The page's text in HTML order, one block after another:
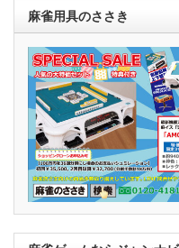
麻雀用具のささき